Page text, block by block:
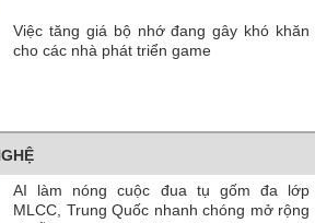
Việc tăng giá bộ nhớ đang gây khó khăn
cho các nhà phát triển game
AI làm nóng cuộc đua tụ gốm đa lớp
MLCC, Trung Quốc nhanh chóng mở rộng